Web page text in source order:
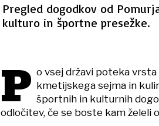
Pregled dogodkov od
kulturo in športne presežke.
P o vsej državi poteka
kmetijskega sejma in
športnih in kulturnih
odločitev, če se boste kam želeli